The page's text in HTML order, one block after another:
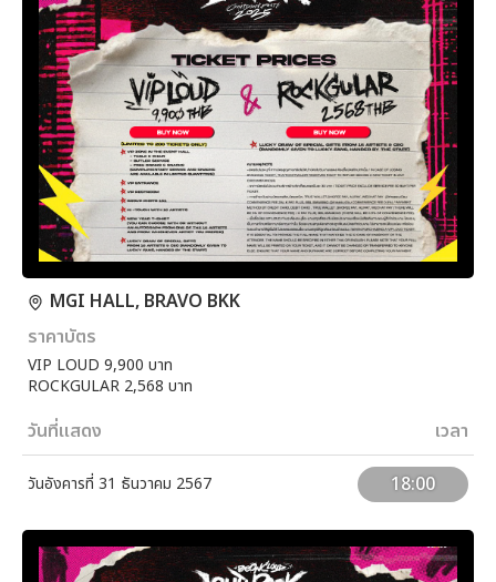
MGI HALL, BRAVO BKK
ราคาบัตร
VIP LOUD 9,900 บาท
ROCKGULAR 2,568 บาท
วันที่แสดง เวลา
วันอังคารที่ 31 ธันวาคม 2567 18:00